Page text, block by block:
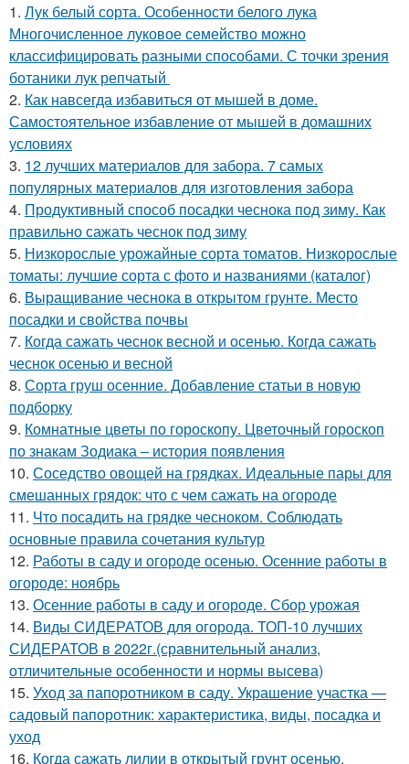
1. Лук белый сорта. Особенности белого лука
Многочисленное луковое семейство можно
классифицировать разными способами. С точки зрения
ботаники лук репчатый
2. Как навсегда избавиться от мышей в доме.
Самостоятельное избавление от мышей в домашних
условиях
3. 12 лучших материалов для забора. 7 самых
популярных материалов для изготовления забора
4. Продуктивный способ посадки чеснока под зиму. Как
правильно сажать чеснок под зиму
5. Низкорослые урожайные сорта томатов. Низкорослые
томаты: лучшие сорта с фото и названиями (каталог)
6. Выращивание чеснока в открытом грунте. Место
посадки и свойства почвы
7. Когда сажать чеснок весной и осенью. Когда сажать
чеснок осенью и весной
8. Сорта груш осенние. Добавление статьи в новую
подборку
9. Комнатные цветы по гороскопу. Цветочный гороскоп
по знакам Зодиака – история появления
10. Соседство овощей на грядках. Идеальные пары для
смешанных грядок: что с чем сажать на огороде
11. Что посадить на грядке чесноком. Соблюдать
основные правила сочетания культур
12. Работы в саду и огороде осенью. Осенние работы в
огороде: ноябрь
13. Осенние работы в саду и огороде. Сбор урожая
14. Виды СИДЕРАТОВ для огорода. ТОП-10 лучших
СИДЕРАТОВ в 2022г.(сравнительный анализ,
отличительные особенности и нормы высева)
15. Уход за папоротником в саду. Украшение участка —
садовый папоротник: характеристика, виды, посадка и
уход
16. Когда сажать лилии в открытый грунт осенью.